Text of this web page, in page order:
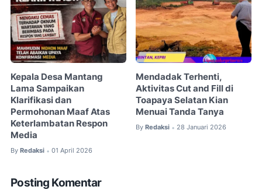
Kepala Desa Mantang
Lama Sampaikan
Klarifikasi dan
Permohonan Maaf Atas
Keterlambatan Respon
Media
By Redaksi • 01 April 2026
Mendadak Terhenti,
Aktivitas Cut and Fill di
Toapaya Selatan Kian
Menuai Tanda Tanya
By Redaksi • 28 Januari 2026
Posting Komentar